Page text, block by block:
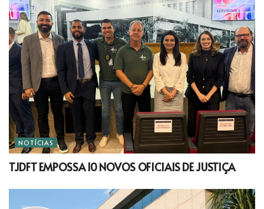
NOTÍCIAS
TJDFT EMPOSSA 10 NOVOS OFICIAIS DE JUSTIÇA